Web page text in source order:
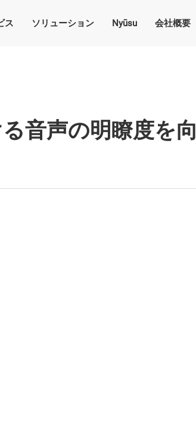
ス ソリューション Nyūsu 会社概要
音声の明瞭度を